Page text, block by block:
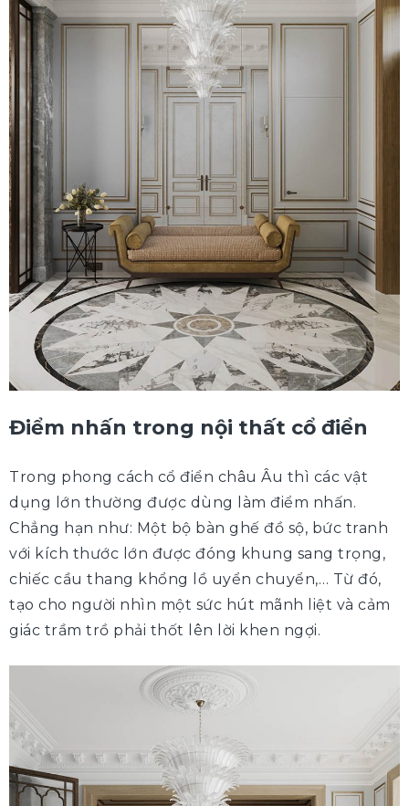
Điểm nhấn trong nội thất cổ điển
Trong phong cách cổ điển châu Âu thì các vật
dụng lớn thường được dùng làm điểm nhấn.
Chẳng hạn như: Một bộ bàn ghế đồ sộ, bức tranh
với kích thước lớn được đóng khung sang trọng,
chiếc cầu thang khổng lồ uyển chuyển,… Từ đó,
tạo cho người nhìn một sức hút mãnh liệt và cảm
giác trầm trồ phải thốt lên lời khen ngợi.